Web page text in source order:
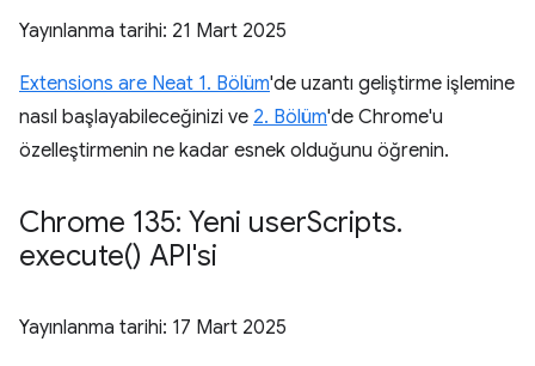
Yayınlanma tarihi: 21 Mart 2025
Extensions are Neat 1. Bölüm'de uzantı geliştirme işlemine
nasıl başlayabileceğinizi ve 2. Bölüm'de Chrome'u
özelleştirmenin ne kadar esnek olduğunu öğrenin.
Chrome 135: Yeni userScripts.
execute() API'si
Yayınlanma tarihi: 17 Mart 2025